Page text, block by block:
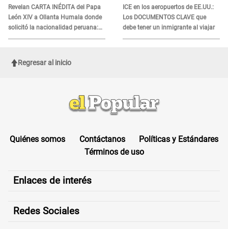
Revelan CARTA INÉDITA del Papa
León XIV a Ollanta Humala donde
solicitó la nacionalidad peruana:
"Durante toda..."
ICE en los aeropuertos de EE.UU.:
Los DOCUMENTOS CLAVE que
debe tener un inmigrante al viajar
Regresar al inicio
Quiénes somos Contáctanos
Políticas y Estándares
Términos de uso
Enlaces de interés
Redes Sociales